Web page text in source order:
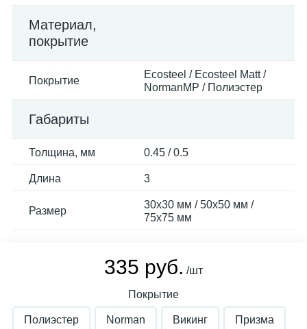
Материал,
покрытие
Покрытие
Ecosteel / Ecosteel Matt /
NormanMP / Полиэстер
Габариты
Толщина, мм 0.45 / 0.5
Длина 3
Размер
30х30 мм / 50х50 мм /
75х75 мм
335 руб. /шт
Покрытие
Полиэстер Norman Викинг Призма